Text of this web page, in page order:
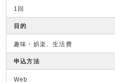
1回
目的
趣味・娯楽、生活費
申込方法
Web